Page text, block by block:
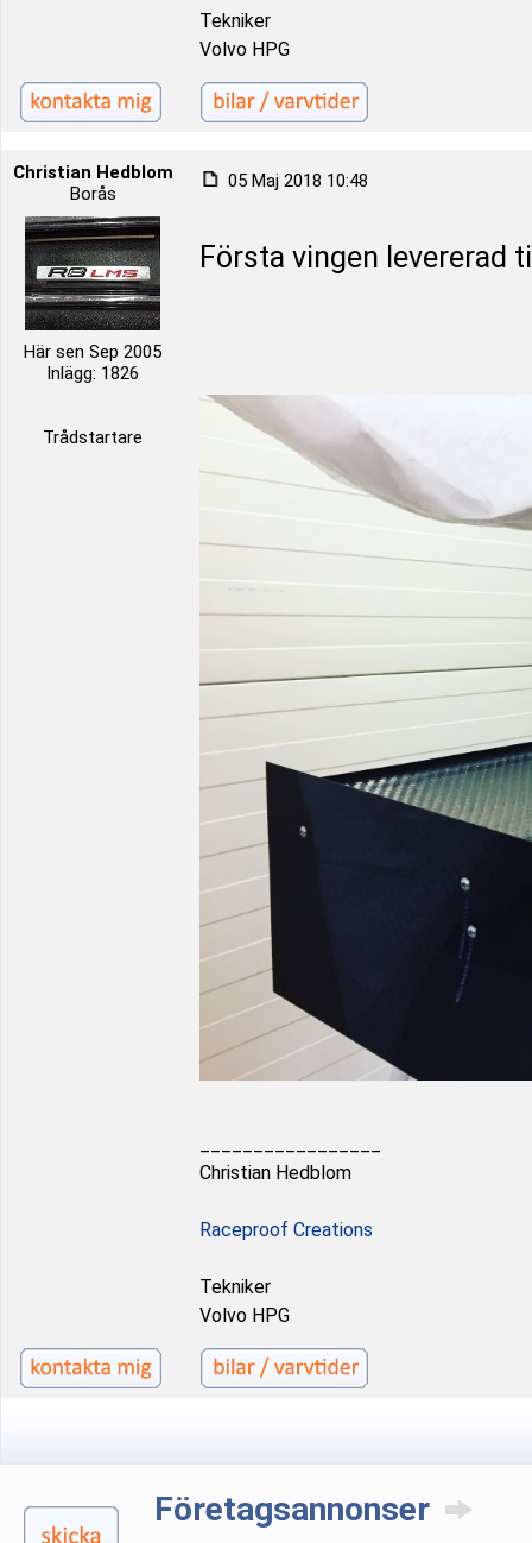
Tekniker
Volvo HPG
Christian Hedblom
Borås
Här sen Sep 2005
Inlägg: 1826
Trådstartare
05 Maj 2018 10:48
Första vingen levererad
Christian Hedblom
Raceproof Creations
Tekniker
Volvo HPG
Företagsannonser